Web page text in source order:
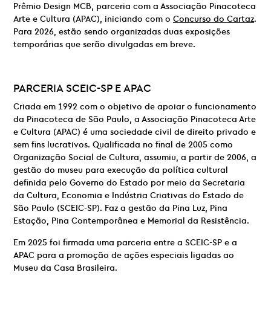
Prêmio Design MCB, parceria com a Associação Pinacoteca
Arte e Cultura (APAC), iniciando com o Concurso do Cartaz.
Para 2026, estão sendo organizadas duas exposições
temporárias que serão divulgadas em breve.
PARCERIASCEIC-SP EAPAC
Criada em 1992 com o objetivo de apoiar o funcionamento
da Pinacoteca de São Paulo, a Associação Pinacoteca Arte
e Cultura (APAC) é uma sociedade civil de direito privado e
sem fins lucrativos. Qualificada no final de 2005 como
Organização Social de Cultura, assumiu, a partir de 2006, a
gestão do museu para execução da política cultural
definida pelo Governo do Estado por meio da Secretaria
da Cultura, Economia e Indústria Criativas do Estado de
São Paulo (SCEIC-SP). Faz a gestão da Pina Luz, Pina
Estação, Pina Contemporânea e Memorial da Resistência.
Em 2025 foi firmada uma parceria entre a SCEIC-SP e a
APAC para a promoção de ações especiais ligadas ao
Museu da Casa Brasileira.